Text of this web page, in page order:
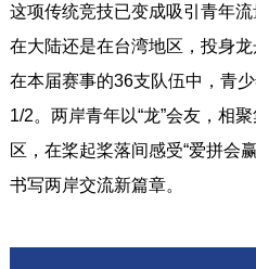
这项传统竞技已变成吸引青年
在大陆还是在台湾地区，投身
在本届赛事的36支队伍中，青
1/2。两岸青年以“龙”会友，相
区，在桨起桨落间感受“爱拼会
书写两岸交流新篇章。